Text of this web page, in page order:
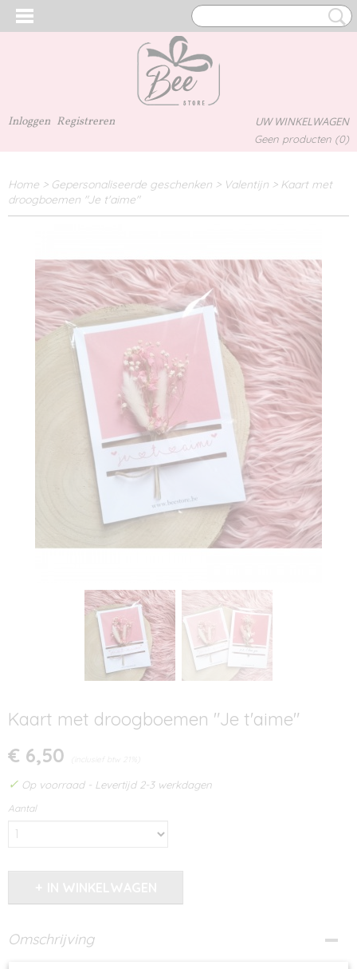
Inloggen Registreren UW WINKELWAGEN
Geen producten (0)
Home > Gepersonaliseerde geschenken > Valentijn > Kaart met
droogboemen "Je t'aime"
Kaart met droogboemen "Je t'aime"
€ 6,50 (inclusief btw 21%)
✓ Op voorraad - Levertijd 2-3 werkdagen
Aantal
Omschrijving